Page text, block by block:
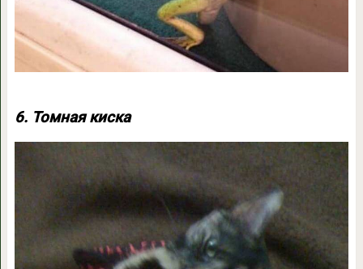
6. Томная киска